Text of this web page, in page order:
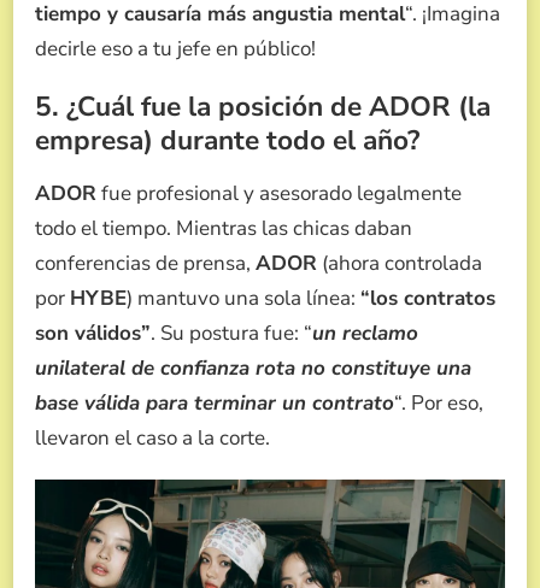
tiempo y causaría más angustia mental“. ¡Imagina
decirle eso a tu jefe en público!
5. ¿Cuál fue la posición de ADOR (la
empresa) durante todo el año?
ADORfue profesional y asesorado legalmente
todo el tiempo. Mientras las chicas daban
conferencias de prensa, ADOR (ahora controlada
por HYBE) mantuvo una sola línea: “los contratos
son válidos”. Su postura fue: “un reclamo
unilateral de confianza rota no constituye una
base válida para terminar un contrato“. Por eso,
llevaron el caso a la corte.